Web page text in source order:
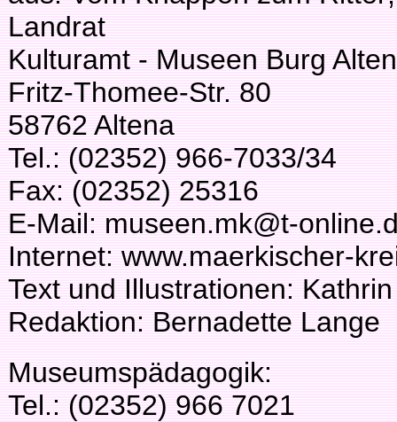
Landrat
Kulturamt - Museen Burg
Fritz-Thomee-Str. 80
58762 Altena
Tel.: (02352) 966-7033/34
Fax: (02352) 25316
E-Mail: museen.mk@t-
Internet: www.maerkischer-
Text und Illustrationen:
Redaktion: Bernadette Lange
Museumspädagogik:
Tel.: (02352) 966 7021